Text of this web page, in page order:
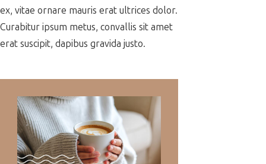
ex, vitae ornare mauris erat ultrices dolor.
Curabitur ipsum metus, convallis sit amet
erat suscipit, dapibus gravida justo.